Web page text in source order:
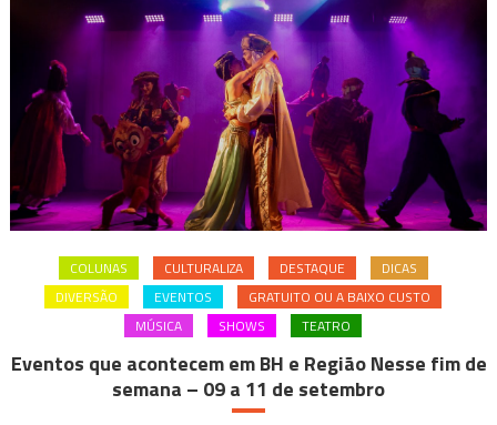
COLUNAS CULTURALIZA DESTAQUE
DICAS
DIVERSÃO
EVENTOS
GRATUITO OU A BAIXO CUSTO
MÚSICA
SHOWS TEATRO
Eventos que acontecem em BH e Região Nesse fim de
semana – 09 a 11 de setembro